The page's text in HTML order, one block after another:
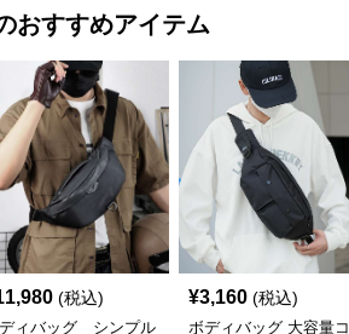
おすすめアイテム
(税込)
ィバッグ シンプル
¥3,160 (税込)
ボディバッグ 大容量コ